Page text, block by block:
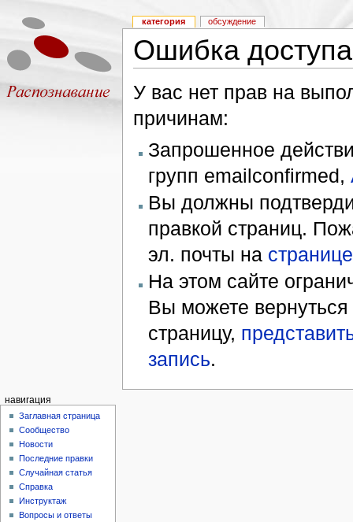
Ошибка доступа
У вас нет прав на
причинам:
Запрошенное
групп emailconfirmed,
Вы должны
правкой страниц.
эл. почты на
На этом сайте
Вы можете
страницу,
запись.
категория обсуждение
навигация
Заглавная страница
Сообщество
Новости
Последние правки
Случайная статья
Справка
Инструктаж
Вопросы и ответы